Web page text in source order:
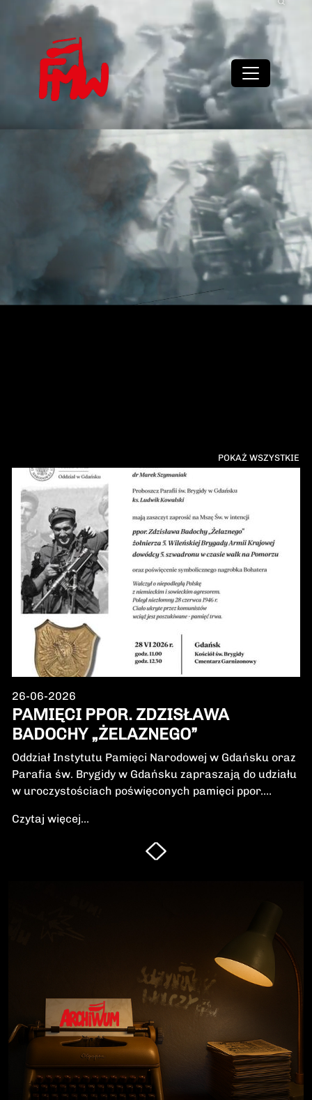
POKAŻ WSZYSTKIE
26-06-2026
PAMIĘCI PPOR. ZDZISŁAWA
BADOCHY „ŻELAZNEGO”
Oddział Instytutu Pamięci Narodowej w Gdańsku oraz
Parafia św. Brygidy w Gdańsku zapraszają do udziału
w uroczystościach poświęconych pamięci ppor.
Wileńskiej Brygady Armii Krajowej, dowódcy 5.
szwadronu podczas walk na Pomorzu, jednego z
najbardziej zasłużonych żołnierzy polskiego podziemia
przeciwko niemieckiemu i sowieckiemu okupantowi, a
po zakończeniu wojny pozostał wierny ideałom
wolności. Poległ 28 czerwca 1946 r., a miejsce
ukrycia jego szczątków przez komunistyczny aparat
represji pozostaje do dziś nieznane.Program
uroczystości:11.00 – Msza Święta w Kościele św.
Brygidy w Gdańsku12.30 – poświęcenie
symbolicznego nagrobka na Cmentarzu
Garnizonowym w GdańskuSerdecznie zapraszamy
Czytaj więcej...